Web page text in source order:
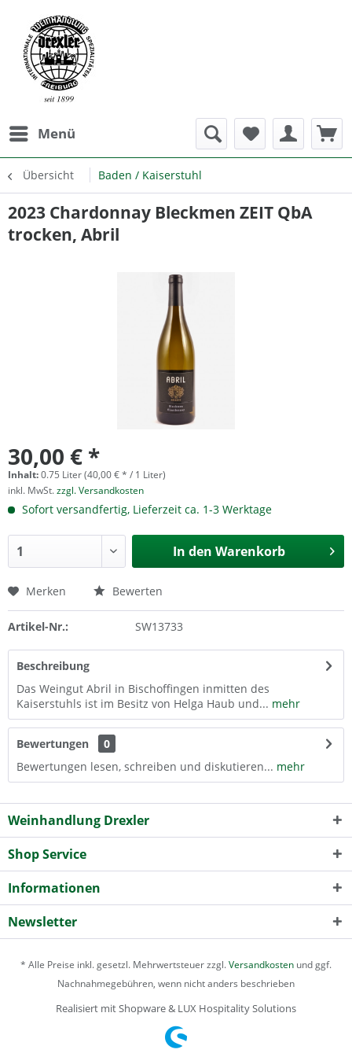
Menü
Übersicht Baden / Kaiserstuhl
2023 Chardonnay Bleckmen ZEIT QbA
trocken, Abril
30,00 € *
Inhalt:0.75 Liter (40,00 € * / 1 Liter)
inkl. MwSt.zzgl. Versandkosten
Sofort versandfertig, Lieferzeit ca. 1-3 Werktage
In den Warenkorb
Merken Bewerten
Artikel-Nr.: SW13733
Beschreibung
Das Weingut Abril in Bischoffingen inmitten des
Kaiserstuhls ist im Besitz von Helga Haub und... mehr
Bewertungen
0
Bewertungen lesen, schreiben und diskutieren... mehr
Weinhandlung Drexler
Shop Service
Informationen
Newsletter
* Alle Preise inkl. gesetzl. Mehrwertsteuer zzgl.Versandkosten und ggf.
Nachnahmegebühren, wenn nicht anders beschrieben
Realisiert mit Shopware & LUX Hospitality Solutions